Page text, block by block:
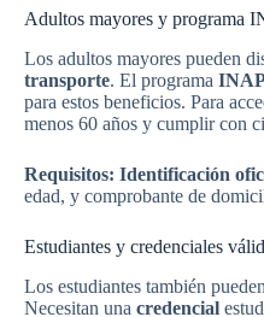
Adultos mayores y programa
Los adultos mayores pueden
transporte. El programa
para estos beneficios. Para
menos 60 años y cumplir con
Requisitos: Identificación
edad, y comprobante de
Estudiantes y credenciales
Los estudiantes también
Necesitan una credencial